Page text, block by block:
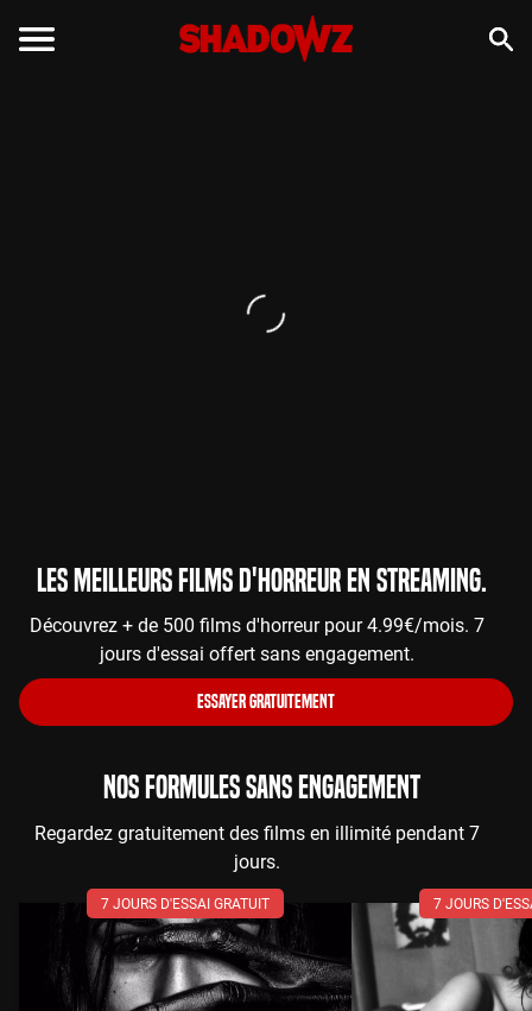
Les meilleurs films d'horreur en streaming.
Découvrez + de 500 films d'horreur pour 4.99€/mois. 7
jours d'essai offert sans engagement.
ESSAYER GRATUITEMENT
NOS FORMULES SANS ENGAGEMENT
Regardez gratuitement des films en illimité pendant 7
jours.
7 JOURS D'ESSAI GRATUIT 7 JOURS